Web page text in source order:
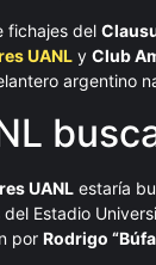
fichajes del
UANL y Club
argentino
UANL estaría
Estadio
por Rodrigo